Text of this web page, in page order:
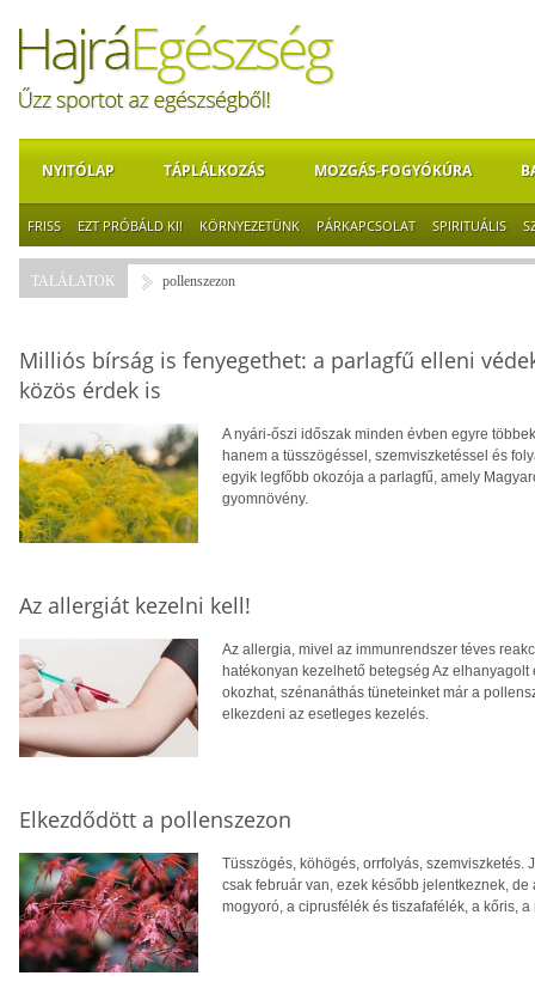
NYITÓLAP TÁPLÁLKOZÁS MOZGÁS-FOGYÓKÚRA
FRISS EZT PRÓBÁLD KI! KÖRNYEZETÜNK PÁRKAPCSOLAT SPIRITUÁLIS
TALÁLATOK pollenszezon
Milliós bírság is fenyegethet: a parlagfű elleni
közös érdek is
A nyári-őszi időszak minden évben egyre
hanem a tüsszögéssel, szemviszketéssel és
egyik legfőbb okozója a parlagfű, amely
gyomnövény.
Az allergiát kezelni kell!
Az allergia, mivel az immunrendszer téves
hatékonyan kezelhető betegség Az
okozhat, szénanáthás tüneteinket már a
elkezdeni az esetleges kezelés.
Elkezdődött a pollenszezon
Tüsszögés, köhögés, orrfolyás,
csak február van, ezek később jelentkeznek,
mogyoró, a ciprusfélék és tiszafafélék, a kőris,